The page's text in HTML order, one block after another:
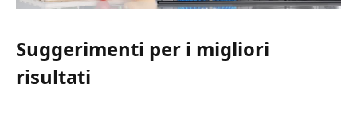
Suggerimenti per i migliori
risultati